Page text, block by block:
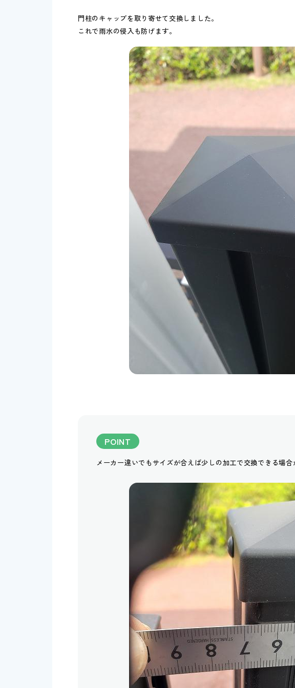
門柱のキャップを取り寄せて交換しました。
これで雨水の侵入も防げます。
POINT
メーカー違いでもサイズが合えば少しの加工で交換できる場合